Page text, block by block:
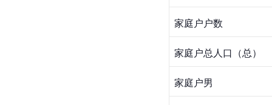
家庭户户数
家庭户总人口（总）
家庭户男